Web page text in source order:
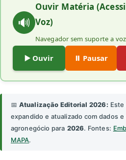
🔊
Ouvir Matéria
Voz)
Navegador sem suporte a
▶️ Ouvir ⏸️ Pausar
📅Atualização Editorial 2026:
expandido e atualizado com dados
agronegócio para 2026. Fontes:
MAPA.